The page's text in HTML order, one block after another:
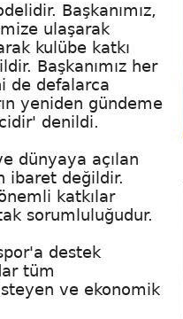
Başkanımız,
ulaşarak
kulübe katkı
Başkanımız her
de defalarca
yeniden gündeme
denildi.
dünyaya açılan
ibaret değildir.
katkılar
sorumluluğudur.
destek
tüm
ve ekonomik